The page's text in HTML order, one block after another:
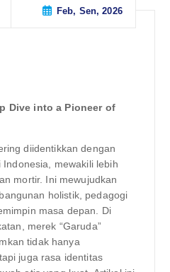
Feb, Sen, 2026
Dive into a Pioneer of
diidentikkan dengan
mewakili lebih
mortir. Ini mewujudkan
holistik, pedagogi
masa depan. Di
merek “Garuda”
tidak hanya
juga rasa identitas